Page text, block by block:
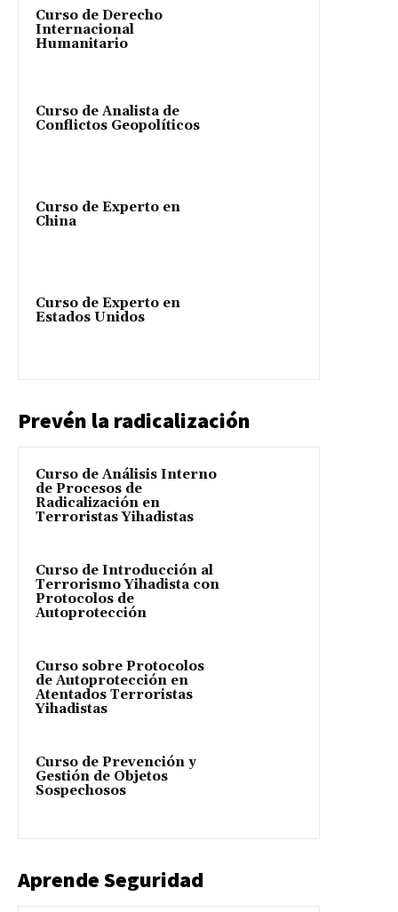
Curso de Derecho
Internacional
Humanitario
Curso de Analista de
Conflictos Geopolíticos
Curso de Experto en
China
Curso de Experto en
Estados Unidos
Prevén la radicalización
Curso de Análisis Interno
de Procesos de
Radicalización en
Terroristas Yihadistas
Curso de Introducción al
Terrorismo Yihadista con
Protocolos de
Autoprotección
Curso sobre Protocolos
de Autoprotección en
Atentados Terroristas
Yihadistas
Curso de Prevención y
Gestión de Objetos
Sospechosos
Aprende Seguridad